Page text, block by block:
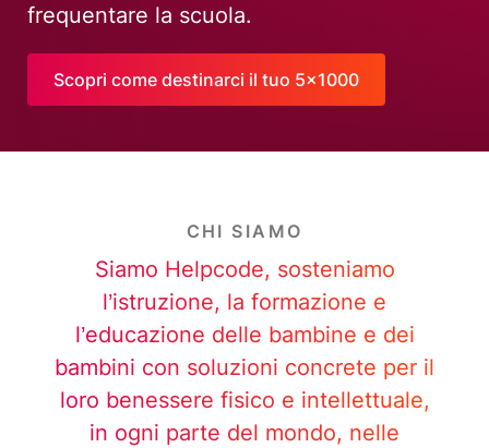
adeguati alle sfide future…
Leggi tutto nell'articolo
CHI SIAMO
Siamo Helpcode, sosteniamo
l’istruzione, la formazione e
l’educazione delle bambine e dei
bambini con soluzioni concrete per il
loro benessere fisico e intellettuale,
in ogni parte del mondo, nelle